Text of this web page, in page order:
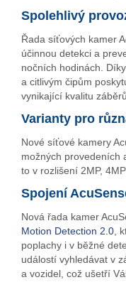
Spolehlivý
Řada síťových kamer
účinnou detekci a
nočních hodinách.
a citlivým čipům
vynikající kvalitu
Varianty pro
Nové síťové kamery
možných provedeních
to v rozlišení 2MP,
Spojení
Nová řada kamer
Motion Detection 2.0 ,
poplachy i v běžné
událostí vyhledávat v
a vozidel, což ušetří